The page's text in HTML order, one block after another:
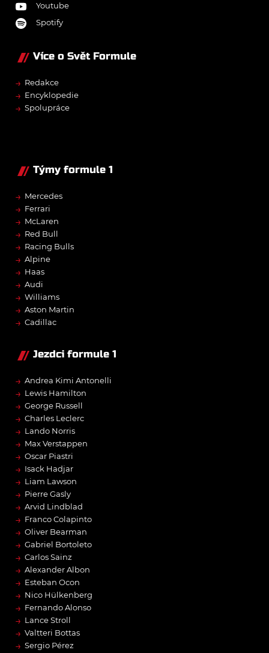
Youtube
Spotify
Více o Svět Formule
→ Redakce
→ Encyklopedie
→ Spolupráce
Týmy formule 1
→ Mercedes
→ Ferrari
→ McLaren
→ Red Bull
→ Racing Bulls
→ Alpine
→ Haas
→ Audi
→ Williams
→ Aston Martin
→ Cadillac
Jezdci formule 1
→ Andrea Kimi Antonelli
→ Lewis Hamilton
→ George Russell
→ Charles Leclerc
→ Lando Norris
→ Max Verstappen
→ Oscar Piastri
→ Isack Hadjar
→ Liam Lawson
→ Pierre Gasly
→ Arvid Lindblad
→ Franco Colapinto
→ Oliver Bearman
→ Gabriel Bortoleto
→ Carlos Sainz
→ Alexander Albon
→ Esteban Ocon
→ Nico Hülkenberg
→ Fernando Alonso
→ Lance Stroll
→ Valtteri Bottas
→ Sergio Pérez